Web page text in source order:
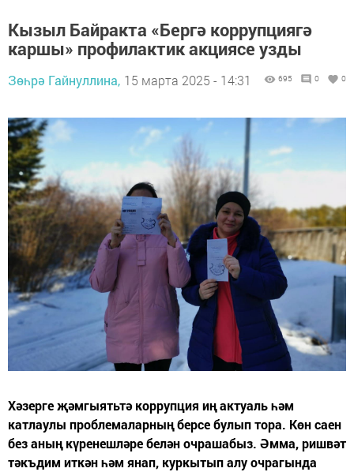
Кызыл Байракта «Бергә коррупциягә
каршы» профилактик акциясе узды
Зөһрә Гайнуллина, 15 марта 2025 - 14:31 695 0 0
Хәзерге җәмгыятьтә коррупция иң актуаль һәм
катлаулы проблемаларның берсе булып тора. Көн саен
без аның күренешләре белән очрашабыз. Әмма, ришвәт
тәкъдим иткән һәм янап, куркытып алу очрагында